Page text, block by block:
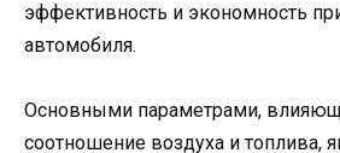
эффективность и экономность
автомобиля.
Основными параметрами,
соотношение воздуха и топлива,